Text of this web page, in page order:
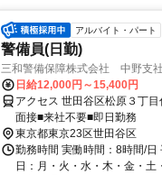
アルバイト・パート
警備員(日勤)
三和警備保障株式会社 中野支
日給12,000円～15,400円
アクセス 世田谷区松原３丁
面接■来社不要■即日勤務
東京都東京23区世田谷区
勤務時間 実働時間：8時間/
日：月・火・水・木・金・